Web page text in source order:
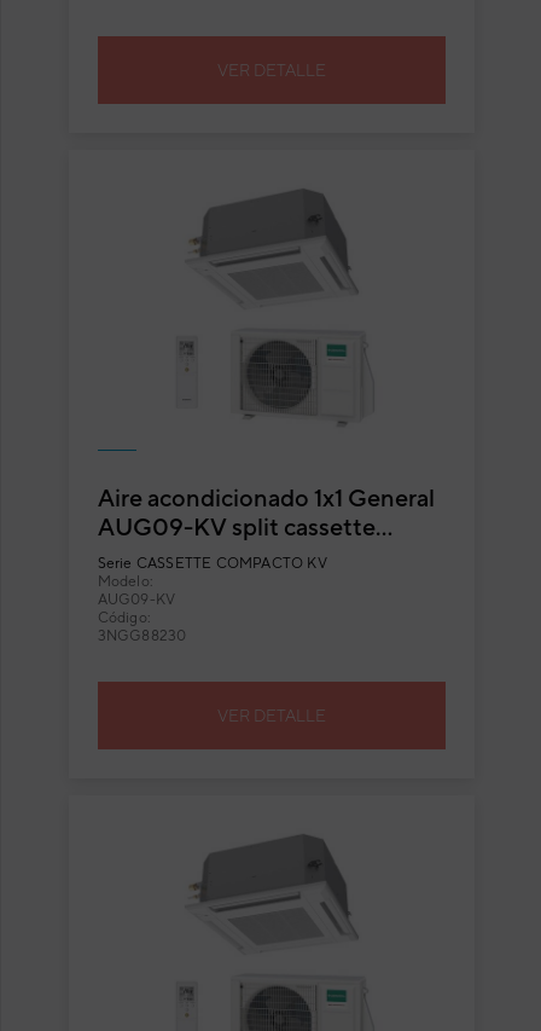
VER DETALLE
Aire acondicionado 1x1 General
AUG09-KV split cassette
compacto
Serie CASSETTE COMPACTO KV
Modelo:
AUG09-KV
Código:
3NGG88230
VER DETALLE